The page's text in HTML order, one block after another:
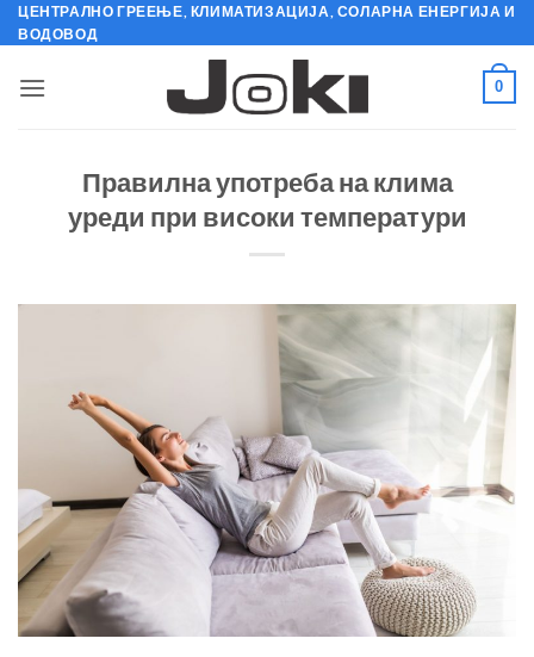
Skip
to
ЦЕНТРАЛНО ГРЕЕЊЕ, КЛИМАТИЗАЦИЈА, СОЛАРНА ЕНЕРГИЈА И
ВОДОВОД
0
Правилна употреба на клима
уреди при високи температури